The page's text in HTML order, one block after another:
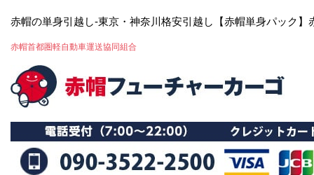
赤帽の単身引越し-東京・神奈川格安引越し【赤帽単身パック】
赤帽首都圏軽自動車運送協同組合